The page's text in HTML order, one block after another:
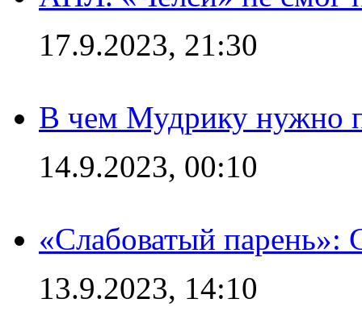
17.9.2023, 21:30
В чем Мудрику нужно
14.9.2023, 00:10
«Слабоватый парень»:
13.9.2023, 14:10